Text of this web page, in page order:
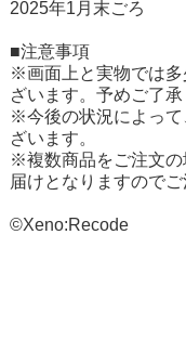
2025年1月末ごろ
■注意事項
※画面上と実物では
ざいます。予めご了承
※今後の状況によっ
ざいます。
※複数商品をご注文の
届けとなりますのでご
©Xeno:Recode